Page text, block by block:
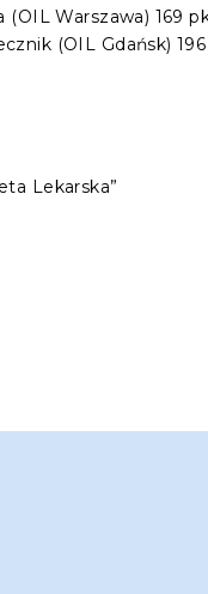
Warszawa) 169
(OIL Gdańsk)
Lekarska”